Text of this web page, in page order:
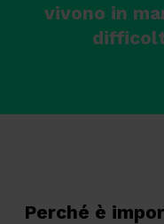
vivono in
Perché è